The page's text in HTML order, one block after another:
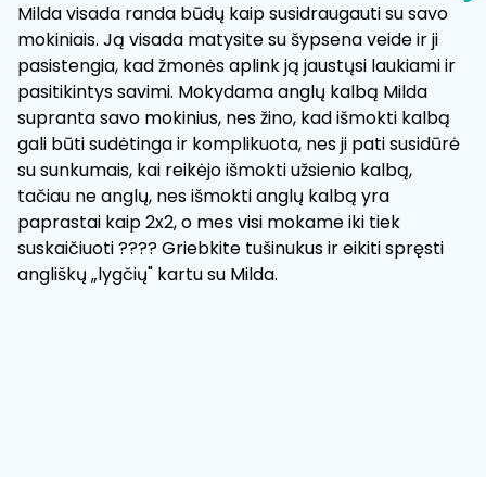
Milda visada randa būdų kaip susidraugauti su savo
mokiniais. Ją visada matysite su šypsena veide ir ji
pasistengia, kad žmonės aplink ją jaustųsi laukiami ir
pasitikintys savimi. Mokydama anglų kalbą Milda
supranta savo mokinius, nes žino, kad išmokti kalbą
gali būti sudėtinga ir komplikuota, nes ji pati susidūrė
su sunkumais, kai reikėjo išmokti užsienio kalbą,
tačiau ne anglų, nes išmokti anglų kalbą yra
paprastai kaip 2x2, o mes visi mokame iki tiek
suskaičiuoti ???? Griebkite tušinukus ir eikiti spręsti
angliškų „lygčių" kartu su Milda.